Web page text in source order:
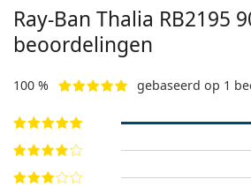
Ray-Ban Thalia RB2195
beoordelingen
100 % gebaseerd op 1